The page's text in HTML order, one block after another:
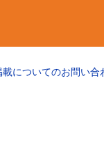
についてのお問い合